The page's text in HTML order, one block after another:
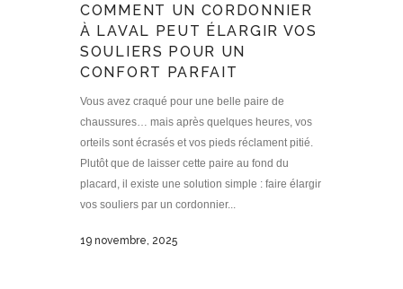
COMMENT UN CORDONNIER
À LAVAL PEUT ÉLARGIR VOS
SOULIERS POUR UN
CONFORT PARFAIT
Vous avez craqué pour une belle paire de
chaussures… mais après quelques heures, vos
orteils sont écrasés et vos pieds réclament pitié.
Plutôt que de laisser cette paire au fond du
placard, il existe une solution simple : faire élargir
vos souliers par un cordonnier...
19 novembre, 2025